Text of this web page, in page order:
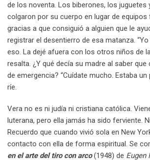
de los noventa. Los biberones, los juguetes
colgaron por su cuerpo en lugar de
gracias a que consiguió a alguien que le
registrar el desentierro de esa matanza.
eso. La dejé afuera con los otros niños de
resalta. ¿Y qué decía su madre al saber
de emergencia? “Cuídate mucho. Estaba un
ríe.
Vera no es ni judía ni cristiana católica.
luterana, pero ella jamás ha sido ferviente.
Recuerdo que cuando vivió sola en New
contacto con ella de forma espiritual. Se
en el arte del tiro con arco(1948) de Eugen